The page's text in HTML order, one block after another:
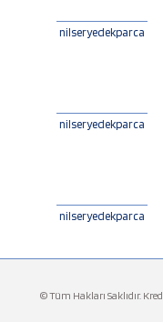
nilseryedekparca
nilseryedekparca
nilseryedekparca
© Tüm Hakları Saklıdır.